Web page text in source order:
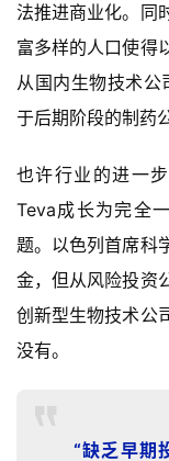
法推进商业化。同
富多样的人口使得
从国内生物技术公
于后期阶段的制药
也许行业的进一
Teva成长为完全
题。以色列首席科
金，但从风险投资
创新型生物技术公
没有。
“缺乏早期